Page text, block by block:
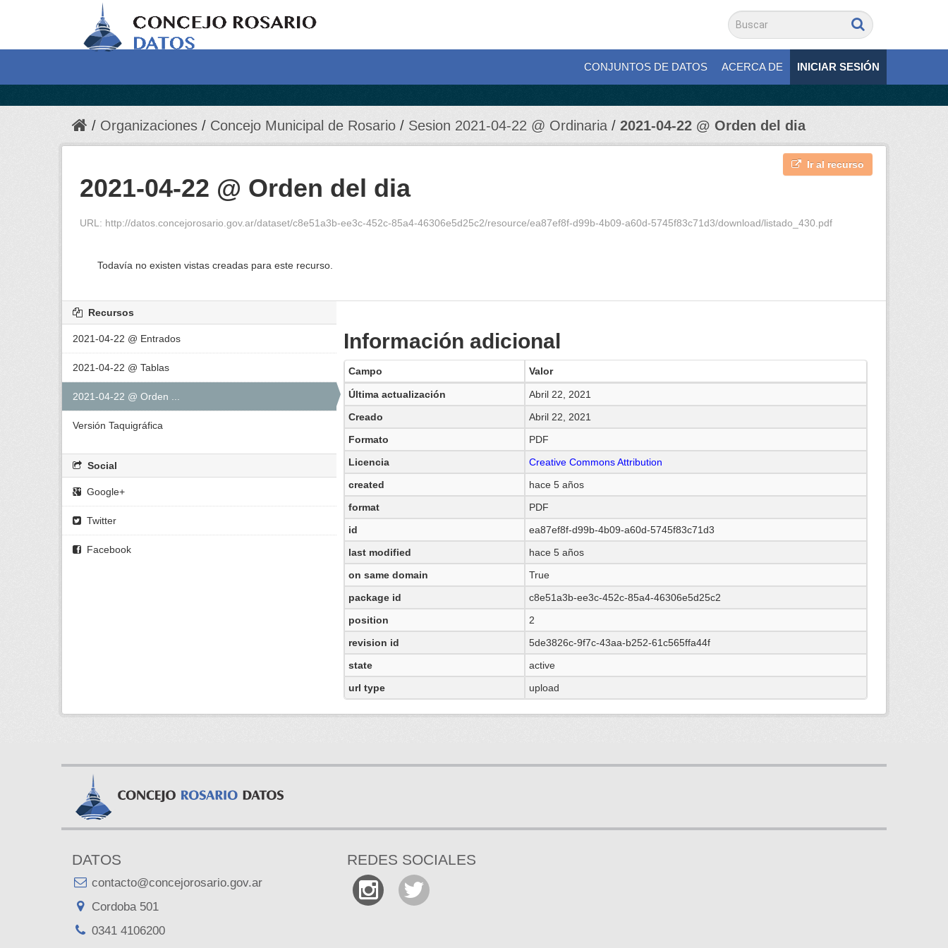
CONJUNTOS DE DATOS ACERCA DE INICIAR SESIÓN
Organizaciones Concejo Municipal de Rosario Sesion 2021-04-22 @ Ordinaria 2021-04-22 @ Orden del dia
Ir al recurso
2021-04-22 @ Orden del dia
URL: http://datos.concejorosario.gov.ar/dataset/c8e51a3b-ee3c-452c-85a4-46306e5d25c2/resource/ea87ef8f-d99b-4b09-a60d-5745f83c71d3/download/listado_430.pdf
Todavía no existen vistas creadas para este recurso.
Información adicional
Campo Valor
Última actualización
Abril 22, 2021
Creado
Abril 22, 2021
Formato
PDF
Licencia
Creative Commons Attribution
created
hace 5 años
format
PDF
id
ea87ef8f-d99b-4b09-a60d-5745f83c71d3
last modified
hace 5 años
on same domain
True
package id
c8e51a3b-ee3c-452c-85a4-46306e5d25c2
position
2
revision id
5de3826c-9f7c-43aa-b252-61c565ffa44f
state
active
url type
upload
Recursos
2021-04-22 @ Entrados
2021-04-22 @ Tablas
2021-04-22 @ Orden ...
Versión Taquigráfica
Social
Google+
Twitter
Facebook
DATOS
contacto@concejorosario.gov.ar
Cordoba 501
0341 4106200
REDES SOCIALES